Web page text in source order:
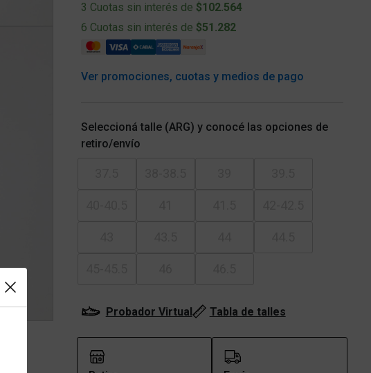
3 Cuotas sin interés de $102.564
6 Cuotas sin interés de $51.282
Ver promociones, cuotas y medios de pago
Seleccioná talle (ARG) y conocé las opciones de
retiro/envío
Probador Virtual Tabla de talles